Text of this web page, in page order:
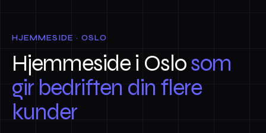
HJEMMESIDE · OSLO
Hjemmeside i Oslosom
gir bedriften din flere
kunder